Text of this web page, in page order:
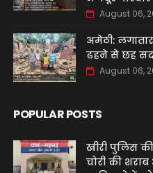
August 06,
अमेठी:
ढहने से छह
August 06,
POPULAR POSTS
खीरी पुलिस
चोरी की